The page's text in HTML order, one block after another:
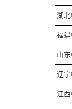
湖北
福建
山
辽宁
江西